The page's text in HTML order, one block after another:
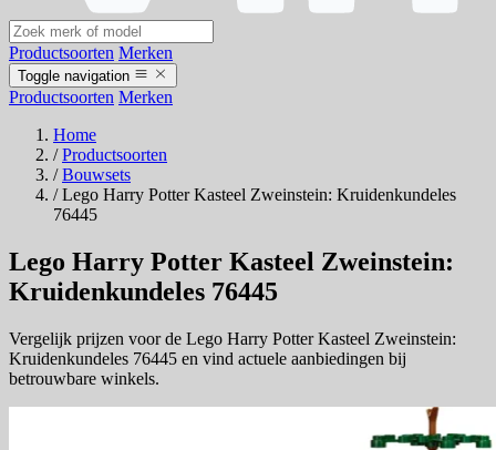
Productsoorten Merken
Toggle navigation
Productsoorten Merken
Home
/ Productsoorten
/ Bouwsets
/ Lego Harry Potter Kasteel Zweinstein: Kruidenkundeles
76445
Lego Harry Potter Kasteel Zweinstein:
Kruidenkundeles 76445
Vergelijk prijzen voor de Lego Harry Potter Kasteel Zweinstein:
Kruidenkundeles 76445 en vind actuele aanbiedingen bij
betrouwbare winkels.